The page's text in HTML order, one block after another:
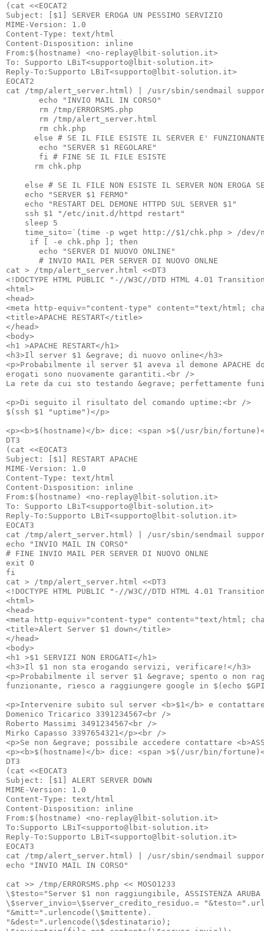
(cat <<EOCAT2
Subject: [$1] SERVER EROGA UN PESSIMO SERVIZIO
MIME-Version: 1.0
Content-Type: text/html
Content-Disposition: inline
From:$(hostname) <no-replay@lbit-solution.it>
To: Supporto LBiT<supporto@lbit-solution.it>
Reply-To:Supporto LBiT<supporto@lbit-solution.it>
EOCAT2
cat /tmp/alert_server.html) | /usr/sbin/sendmail
       echo "INVIO MAIL IN CORSO"
       rm /tmp/ERRORSMS.php
       rm /tmp/alert_server.html
       rm chk.php
else # SE IL FILE ESISTE IL SERVER E'
       echo "SERVER $1 REGOLARE"
       fi # FINE SE IL FILE ESISTE
      rm chk.php
else # SE IL FILE NON ESISTE IL SERVER NON EROGA
    echo "SERVER $1 FERMO"
    echo "RESTART DEL DEMONE HTTPD SUL SERVER $1"
    ssh $1 "/etc/init.d/httpd restart"
    sleep 5
time_sito=`(time -p wget http://$1/chk.php > /
     if [ -e chk.php ]; then
       echo "SERVER DI NUOVO ONLINE"
       # INVIO MAIL PER SERVER DI NUOVO ONLNE
cat > /tmp/alert_server.html <<DT3
<!DOCTYPE HTML PUBLIC "-//W3C//DTD HTML 4.01
<html>
<head>
<meta http-equiv="content-type" content="text/html;
<title>APACHE RESTART</title>
</head>
<body>
<h1 >APACHE RESTART</h1>
<h3>Il server $1 &egrave; di nuovo online</h3>
<p>Probabilmente il server $1 aveva il demone
erogati sono nuovamente garantiti.<br />
La rete da cui sto testando &egrave; perfettamente
<p>Di seguito il risultato del comando uptime:<br />
$(ssh $1 "uptime")</p>
<p><b>$(hostname)</b> dice: <span >$(/usr/bin/
DT3
(cat <<EOCAT3
Subject: [$1] RESTART APACHE
MIME-Version: 1.0
Content-Type: text/html
Content-Disposition: inline
From:$(hostname) <no-replay@lbit-solution.it>
To: Supporto LBiT<supporto@lbit-solution.it>
Reply-To:Supporto LBiT<supporto@lbit-solution.it>
EOCAT3
cat /tmp/alert_server.html) | /usr/sbin/sendmail
echo "INVIO MAIL IN CORSO"
# FINE INVIO MAIL PER SERVER DI NUOVO ONLNE
exit 0
fi
cat > /tmp/alert_server.html <<DT3
<!DOCTYPE HTML PUBLIC "-//W3C//DTD HTML 4.01
<html>
<head>
<meta http-equiv="content-type" content="text/html;
<title>Alert Server $1 down</title>
</head>
<body>
<h1 >$1 SERVIZI NON EROGATI</h1>
<h3>Il $1 non sta erogando servizi, verificare!</h3>
<p>Probabilmente il server $1 &egrave; spento o
funzionante, riesco a raggiungere google in $(echo
<p>Intervenire subito sul server <b>$1</b> e
Domenico Tricarico 3391234567<br />
Roberto Massimi 3491234567<br />
Mirko Capasso 3397654321</p><br />
<p>Se non &egrave; possibile accedere contattare
<p><b>$(hostname)</b> dice: <span >$(/usr/bin/
DT3
(cat <<EOCAT3
Subject: [$1] ALERT SERVER DOWN
MIME-Version: 1.0
Content-Type: text/html
Content-Disposition: inline
From:$(hostname) <no-replay@lbit-solution.it>
To:Supporto LBiT<supporto@lbit-solution.it>
Reply-To:Supporto LBiT<supporto@lbit-solution.it>
EOCAT3
cat /tmp/alert_server.html) | /usr/sbin/sendmail
echo "INVIO MAIL IN CORSO"
cat >> /tmp/ERRORSMS.php << MOSO1233
\$testo="Server $1 non raggiungibile, ASSISTENZA ARUBA
\$server_invio=\$server_credito_residuo.=
"&mitt=".urlencode(\$mittente).
"&dest=".urlencode(\$destinatario);